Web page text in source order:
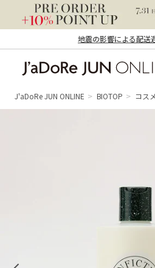
地震の影響による配送
ン オンライン）
J'aDoRe JUN ONLINE BIOTOP コス